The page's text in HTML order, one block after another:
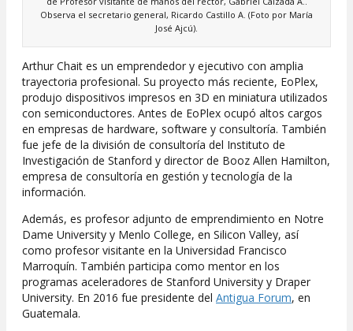
Observa el secretario general, Ricardo Castillo A. (Foto por María
José Ajcú).
Arthur Chait es un emprendedor y ejecutivo con amplia
trayectoria profesional. Su proyecto más reciente, EoPlex,
produjo dispositivos impresos en 3D en miniatura utilizados
con semiconductores. Antes de EoPlex ocupó altos cargos
en empresas de hardware, software y consultoría. También
fue jefe de la división de consultoría del Instituto de
Investigación de Stanford y director de Booz Allen Hamilton,
empresa de consultoría en gestión y tecnología de la
información.
Además, es profesor adjunto de emprendimiento en Notre
Dame University y Menlo College, en Silicon Valley, así
como profesor visitante en la Universidad Francisco
Marroquín. También participa como mentor en los
programas aceleradores de Stanford University y Draper
University. En 2016 fue presidente del Antigua Forum, en
Guatemala.